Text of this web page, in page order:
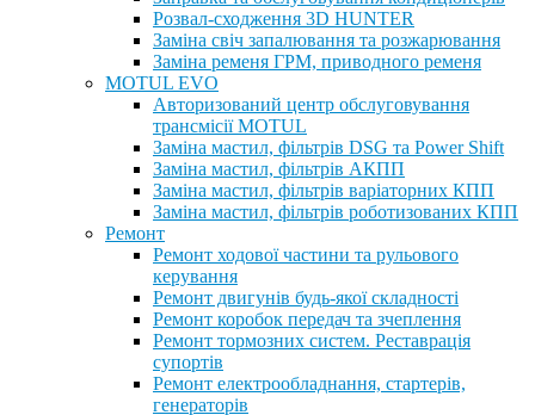
Розвал-сходження 3D HUNTER
Заміна свіч запалювання та розжарювання
Заміна ременя ГРМ, приводного ременя
MOTUL EVO
Авторизований центр обслуговування
трансмісії MOTUL
Заміна мастил, фільтрів DSG та Power Shift
Заміна мастил, фільтрів АКПП
Заміна мастил, фільтрів варіаторних КПП
Заміна мастил, фільтрів роботизованих КПП
Ремонт
Ремонт ходової частини та рульового
керування
Ремонт двигунів будь-якої складності
Ремонт коробок передач та зчеплення
Ремонт тормозних систем. Реставрація
супортів
Ремонт електрообладнання, стартерів,
генераторів